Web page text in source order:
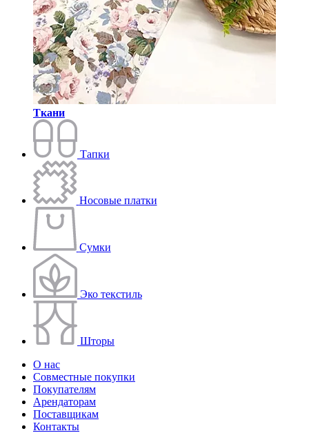
Ткани
Тапки
Носовые платки
Сумки
Эко текстиль
Шторы
О нас
Совместные покупки
Покупателям
Арендаторам
Поставщикам
Контакты